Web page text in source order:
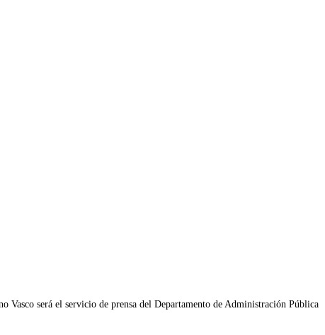
Vasco será el servicio de prensa del Departamento de Administración Pública